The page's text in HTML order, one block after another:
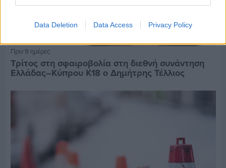
Data Deletion Data Access Privacy Policy
Πριν 9 ημέρες
Τρίτος στη σφαιροβολία στη διεθνή συνάντηση
Ελλάδας–Κύπρου Κ18 ο Δημήτρης Τέλλιος